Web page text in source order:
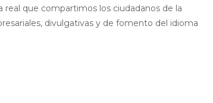
real que compartimos los ciudadanos de la
divulgativas y de fomento del idioma